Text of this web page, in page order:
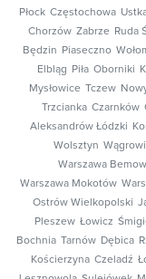
Płock Częstochowa
Chorzów Zabrze Ruda
Będzin
Piaseczno
Elbląg
Piła Oborniki
Mysłowice Tczew
Trzcianka Czarnków
Aleksandrów Łódzki
Wolsztyn
Warszawa
Warszawa Mokotów
Ostrów Wielkopolski
Pleszew Łowicz
Bochnia Tarnów Dębica
Kościerzyna Czeladź